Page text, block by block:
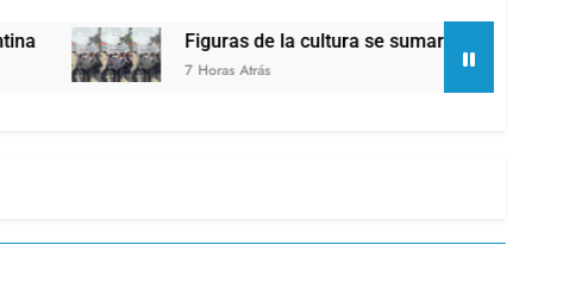
Figuras de la cultura se sumaron a la marcha frente
7 Horas Atrás